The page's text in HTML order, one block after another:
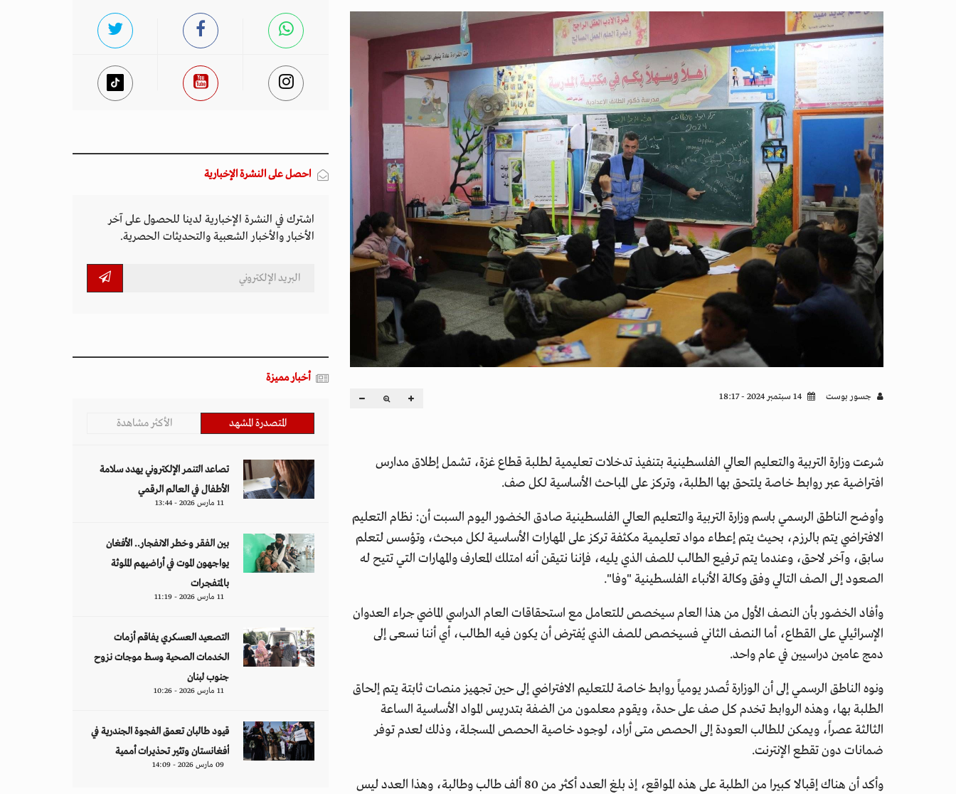
جسور بوست
شرعت وزارة التربية والتعليم العالي الفلسطينية بتنفيذ تدخلات تعليمية لطلبة قطاع غزة، تشمل إطلاق مدارس
افتراضية عبر روابط خاصة يلتحق بها الطلبة، وتركز على المباحث الأساسية لكل صف.
وأوضح الناطق الرسمي باسم وزارة التربية والتعليم العالي الفلسطينية صادق الخضور اليوم السبت أن: نظام التعليم
الافتراضي يتم بالرزم، بحيث يتم إعطاء مواد تعليمية مكثفة تركز على المهارات الأساسية لكل مبحث، وتؤسس لتعلم
سابق، وآخر لاحق، وعندما يتم ترفيع الطالب للصف الذي يليه، فإننا نتيقن أنه امتلك المعارف والمهارات التي تتيح له
الصعود إلى الصف التالي وفق وكالة الأنباء الفلسطينية "وفا".
وأفاد الخضور بأن النصف الأول من هذا العام سيخصص للتعامل مع استحقاقات العام الدراسي الماضي جراء العدوان
الإسرائيلي على القطاع، أما النصف الثاني فسيخصص للصف الذي يُفترض أن يكون فيه الطالب، أي أننا نسعى إلى
دمج عامين دراسيين في عام واحد.
ونوه الناطق الرسمي إلى أن الوزارة تُصدر يومياً روابط خاصة للتعليم الافتراضي إلى حين تجهيز منصات ثابتة يتم إلحاق
الطلبة بها، وهذه الروابط تخدم كل صف على حدة، ويقوم معلمون من الضفة بتدريس المواد الأساسية الساعة
الثالثة عصراً، ويمكن للطالب العودة إلى الحصص متى أراد، لوجود خاصية الحصص المسجلة، وذلك لعدم توفر
ضمانات دون تقطع الإنترنت.
وأكد أن هناك إقبالا كبيرا من الطلبة على هذه المواقع، إذ بلغ العدد أكثر من 80 ألف طالب وطالبة، وهذا العدد ليس
احصل على النشرة الإخبارية
اشترك في النشرة الإخبارية لدينا للحصول على آخر
الأخبار والأخبار الشعبية والتحديثات الحصرية.
أخبار مميزة
المتصدرة المشهد الأكثر مشاهدة
تصاعد التنمر الإلكتروني يهدد سلامة
الأطفال في العالم الرقمي
11 مارس 2026 - 13:44
بين الفقر وخطر الانفجار.. الأفغان
يواجهون الموت في أراضيهم الملوثة
بالمتفجرات
11 مارس 2026 - 11:19
التصعيد العسكري يفاقم أزمات
الخدمات الصحية وسط موجات نزوح
جنوب لبنان
11 مارس 2026 - 10:26
قيود طالبان تعمق الفجوة الجندرية في
أفغانستان وتثير تحذيرات أممية
09 مارس 2026 - 14:09